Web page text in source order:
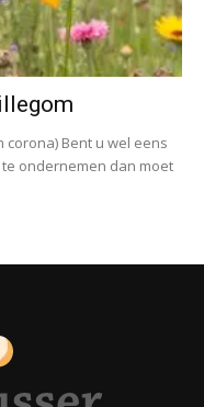
corona) Bent u wel eens
ondernemen dan moet